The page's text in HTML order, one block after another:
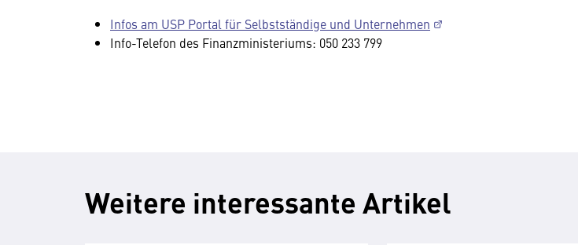
Infos am USP Portal für Selbstständige und Unternehmen
Info-Telefon des Finanzministeriums: 050 233 799
Weitere interessante Artikel